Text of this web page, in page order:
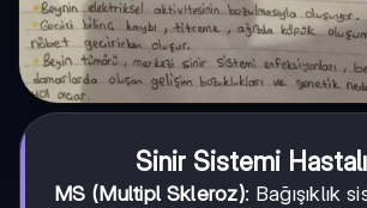
Sinir Sistemi
MS (Multipl Skleroz): Bağışıklık